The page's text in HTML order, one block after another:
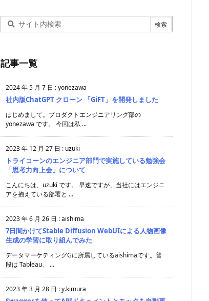
記事一覧
2024 年 5 月 7 日 :yonezawa
社内版ChatGPT クローン 「GiFT」を開発しました
はじめまして。プロダクトエンジニアリング部の
yonezawa です。 今回は私 ...
2023 年 12 月 27 日 : uzuki
トライコーンのエンジニア部門で実施している勉強会
「思考力向上会」について
こんにちは、uzuki です。 早速ですが、当社にはエンジニ
アを抱えている部署と ...
2023 年 6 月 26 日 :aishima
7日間かけてStable Diffusion WebUIによる人物画像
生成の学習に取り組んでみた
データマーケティングGに所属しているaishimaです。普
段は Tableau、 ...
2023 年 3 月 28 日 :y.kimura